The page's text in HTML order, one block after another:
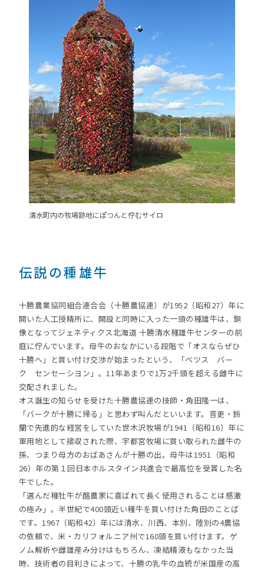
清水町内の牧場跡地にぽつんと佇むサイロ
伝説の種雄牛
十勝農業協同組合連合会（十勝農協連）が1952（昭和27）年に
開いた人工授精所に、開設と同時に入った一頭の種雄牛は、銅
像となってジェネティクス北海道 十勝清水種雄牛センターの前
庭に佇んでいます。母牛のおなかにいる段階で「オスならぜひ
十勝へ」と買い付け交渉が始まったという、「ベツス バー
ク センセーシヨン」。11年あまりで1万2千頭を超える雌牛に
交配されました。
オス誕生の知らせを受けた十勝農協連の技師・角田隆一は、
「バークが十勝に帰る」と思わず叫んだといいます。音更・鈴
蘭で先進的な経営をしていた世木沢牧場が1941（昭和16）年に
軍用地として接収された際、宇都宮牧場に買い取られた雌牛の
孫、つまり母方のおばあさんが十勝の出。母牛は1951（昭和
26）年の第１回日本ホルスタイン共進会で最高位を受賞した名
牛でした。
「選んだ種牡牛が酪農家に喜ばれて長く使用されることは感激
の極み」。半世紀で400頭近い種牛を買い付けた角田のことば
です。1967（昭和42）年には清水、川西、本別、陸別の4農協
の依頼で、米・カリフォルニア州で160頭を買い付けます。ゲ
ノム解析や雌雄産み分けはもちろん、凍結精液もなかった当
時、技術者の目利きによって、十勝の乳牛の血統が米国産の高